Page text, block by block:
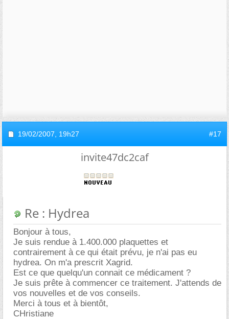
19/02/2007, 19h27 #17
invite47dc2caf
Re : Hydrea
Bonjour à tous,
Je suis rendue à 1.400.000 plaquettes et
contrairement à ce qui était prévu, je n'ai pas eu
hydrea. On m'a prescrit Xagrid.
Est ce que quelqu'un connait ce médicament ?
Je suis prête à commencer ce traitement. J'attends de
vos nouvelles et de vos conseils.
Merci à tous et à bientôt,
CHristiane